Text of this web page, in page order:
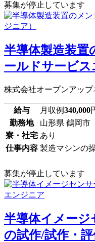
募集が停止しています
半導体製造装置
ールドサービス
株式会社オープンアッ
給与 月収例340,000
勤務地
山形県 鶴岡市
寮・社宅 あり
仕事内容 製造マシンの
募集が停止しています
半導体イメー
の試作/試作・